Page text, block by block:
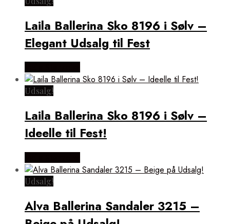
Laila Ballerina Sko 8196 i Sølv –
Elegant Udsalg til Fest
Udsalg!
Laila Ballerina Sko 8196 i Sølv –
Ideelle til Fest!
Udsalg!
Alva Ballerina Sandaler 3215 –